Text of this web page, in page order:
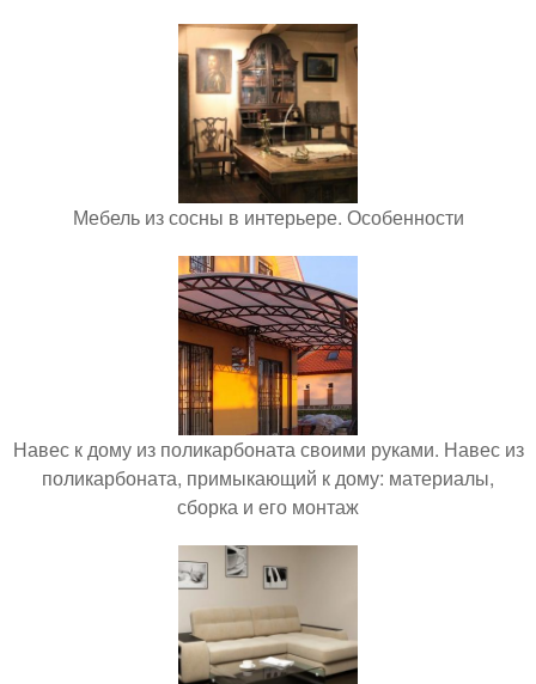
Мебель из сосны в интерьере. Особенности
Навес к дому из поликарбоната своими руками. Навес из
поликарбоната, примыкающий к дому: материалы,
сборка и его монтаж